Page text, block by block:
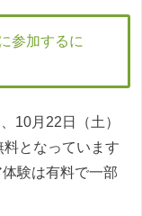
参加するに
10月22日（土）
となっています
験は有料で一部